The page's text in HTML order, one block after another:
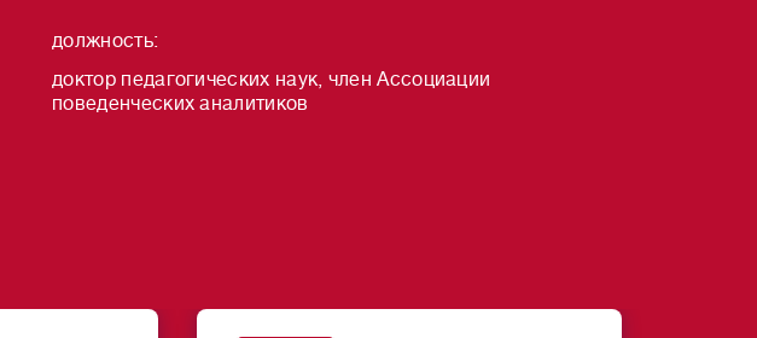
должность:
доктор педагогических наук, член Ассоциации
поведенческих аналитиков